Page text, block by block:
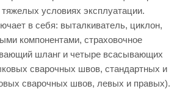
условиях эксплуатации.
в себя: выталкиватель, циклон,
компонентами, страховочное
шланг и четыре всасывающих
сварочных швов, стандартных и
сварочных швов, левых и правых).